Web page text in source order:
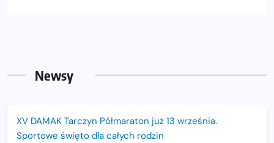
Newsy
XV DAMAK Tarczyn Półmaraton już 13 września.
Sportowe święto dla całych rodzin